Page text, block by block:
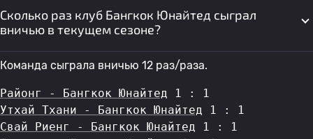
Сколько раз клуб Бангкок Юнайтед сыграл
вничью в текущем сезоне?
Команда сыграла вничью 12 раз/раза.
Районг - Бангкок Юнайтед 1 : 1
Утхай Тхани - Бангкок Юнайтед 1 : 1
Свай Риенг - Бангкок Юнайтед 1 : 1